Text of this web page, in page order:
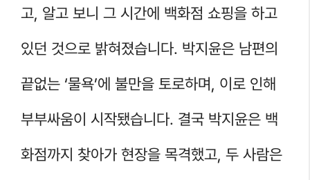
고, 알고 보니 그 시간에 백화점 쇼핑을 하고
있던 것으로 밝혀졌습니다. 박지윤은 남편의
끝없는 ‘물욕’에 불만을 토로하며, 이로 인해
부부싸움이 시작됐습니다. 결국 박지윤은 백
화점까지 찾아가 현장을 목격했고, 두 사람은